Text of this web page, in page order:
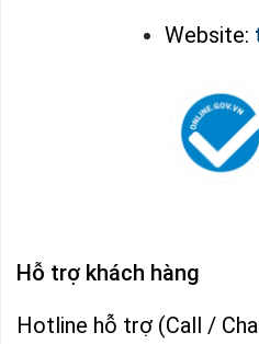
Website:
Hỗ trợ khách hàng
Hotline hỗ trợ (Call /